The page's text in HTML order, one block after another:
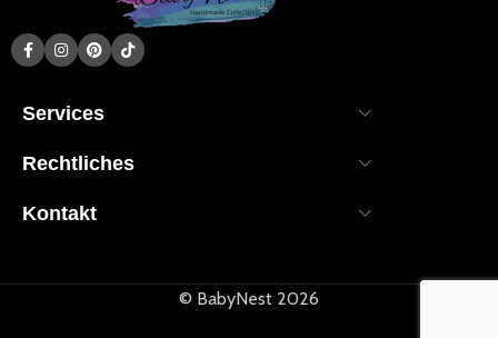
Services
Rechtliches
Kontakt
© BabyNest 2026